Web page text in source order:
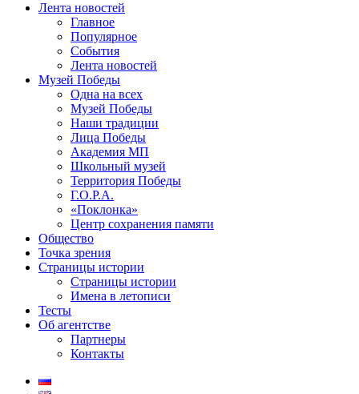
Лента новостей
Главное
Популярное
События
Лента новостей
Музей Победы
Одна на всех
Музей Победы
Наши традиции
Лица Победы
Академия МП
Школьный музей
Территория Победы
Г.О.Р.А.
«Поклонка»
Центр сохранения памяти
Общество
Точка зрения
Страницы истории
Страницы истории
Имена в летописи
Тесты
Об агентстве
Партнеры
Контакты